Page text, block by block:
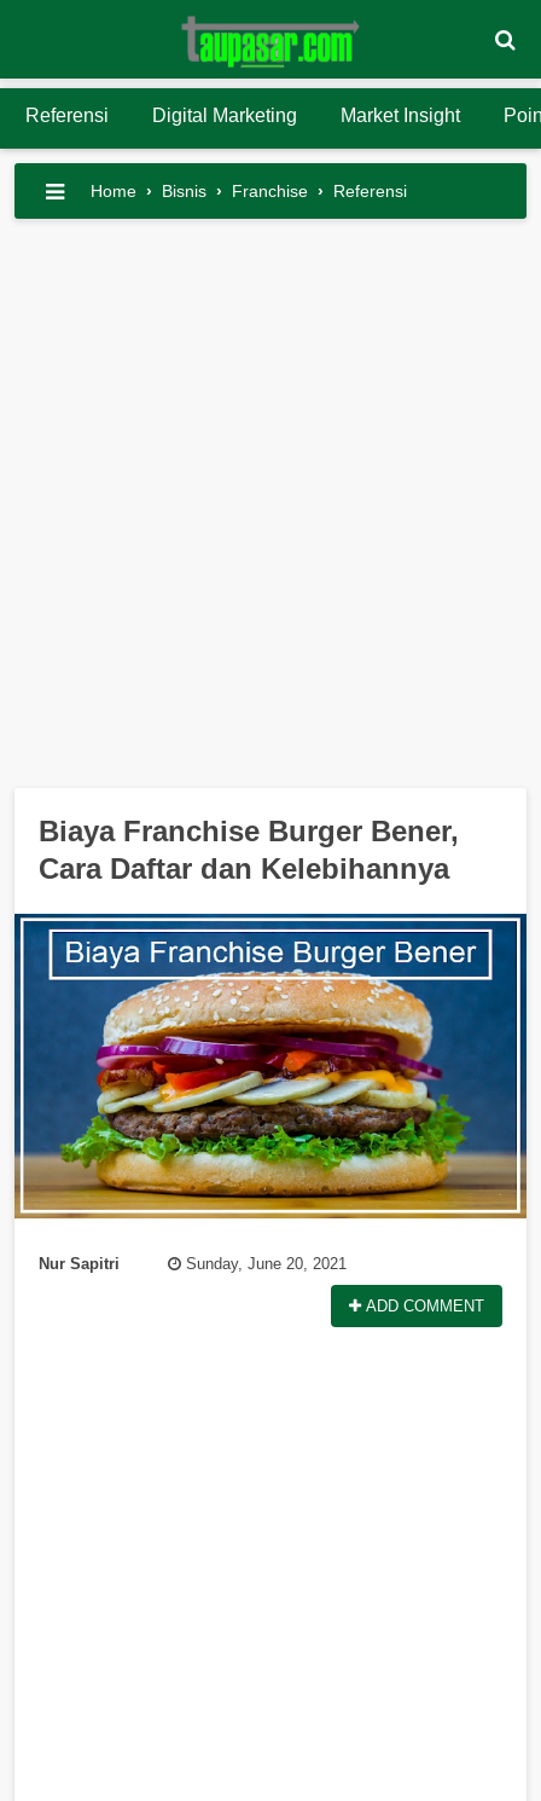
Referensi Digital Marketing Market Insight
Home › Bisnis › Franchise › Referensi
Biaya Franchise Burger Bener,
Cara Daftar dan Kelebihannya
Nur Sapitri Sunday, June 20, 2021
ADD COMMENT